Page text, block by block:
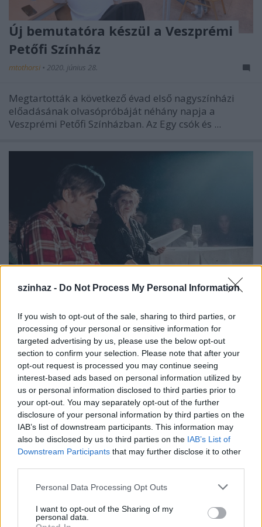
szinhaz - Do Not Process My Personal Information
If you wish to opt-out of the sale, sharing to third parties, or
processing of your personal or sensitive information for
targeted advertising by us, please use the below opt-out
section to confirm your selection. Please note that after your
opt-out request is processed you may continue seeing
interest-based ads based on personal information utilized by
us or personal information disclosed to third parties prior to
your opt-out. You may separately opt-out of the further
disclosure of your personal information by third parties on the
IAB’s list of downstream participants. This information may
also be disclosed by us to third parties on the IAB’s List of
Downstream Participants that may further disclose it to other
Please note that this website/app uses one or more Google
not limited to your visit or usage behaviour. You may click to
grant or deny consent to Google and its third-party tags to
Personal Data Processing Opt Outs
I want to opt-out of the Sharing of my
personal data.
Új bemutatóra készül a Veszprémi
Petőfi Színház
mtothorsi • 2020. június 28.
Megtartották a következő évad első nagyszínházi
előadásának olvasópróbáját néhány napja a
Veszprémi Petőfi Színházban. Az Egy csók és ...
Július 5-én indul a Zsámbéki Nyári
Színház
mtothorsi• 2020. június 26.
A frissen felújított Zichy-kastély sajátos
atmoszférájú, nyitott belső udvarán álló színpadra
tervezik idén az előadások java részét, de lesz ...